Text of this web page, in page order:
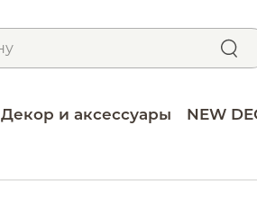
Декор и аксессуары NEW